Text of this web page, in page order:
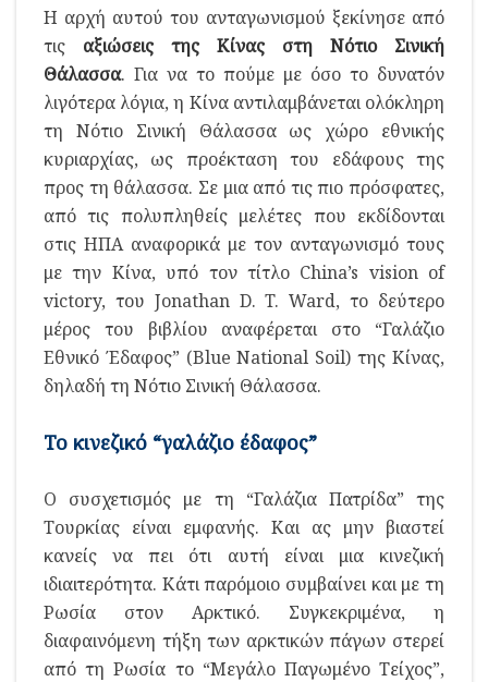
Η αρχή αυτού του ανταγωνισμού ξεκίνησε από
τις
αξιώσεις της Κίνας στη Νότιο Σινική
Θάλασσα. Για να το πούμε με όσο το δυνατόν
λιγότερα λόγια, η Κίνα αντιλαμβάνεται ολόκληρη
τη Νότιο Σινική Θάλασσα ως χώρο εθνικής
κυριαρχίας, ως προέκταση του εδάφους της
προς τη θάλασσα. Σε μια από τις πιο πρόσφατες,
από τις πολυπληθείς μελέτες που εκδίδονται
στις ΗΠΑ αναφορικά με τον ανταγωνισμό τους
με την Κίνα, υπό τον τίτλο China’s vision of
victory, του Jonathan D. T. Ward, το δεύτερο
μέρος του βιβλίου αναφέρεται στο “Γαλάζιο
Εθνικό Έδαφος” (Blue National Soil) της Κίνας,
δηλαδή τη Νότιο Σινική Θάλασσα.
Το κινεζικό “γαλάζιο έδαφος”
Ο συσχετισμός με τη “Γαλάζια Πατρίδα” της
Τουρκίας είναι εμφανής. Και ας μην βιαστεί
κανείς να πει ότι αυτή είναι μια κινεζική
ιδιαιτερότητα. Κάτι παρόμοιο συμβαίνει και με τη
Ρωσία στον Αρκτικό. Συγκεκριμένα, η
διαφαινόμενη τήξη των αρκτικών πάγων στερεί
από τη Ρωσία το “Μεγάλο Παγωμένο Τείχος”,